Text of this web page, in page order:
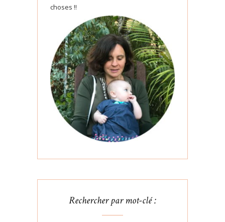
choses !!
Rechercher par mot-clé :